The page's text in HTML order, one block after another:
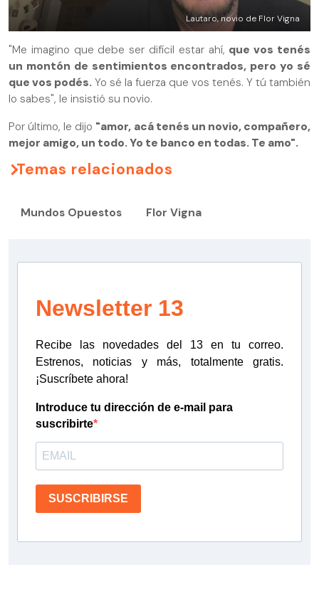
Lautaro, novio de Flor Vigna
"Me imagino que debe ser difícil estar ahí, que vos tenés
un montón de sentimientos encontrados, pero yo sé
que vos podés. Yo sé la fuerza que vos tenés. Y tú también
lo sabes", le insistió su novio.
Por último, le dijo "amor, acá tenés un novio, compañero,
mejor amigo, un todo. Yo te banco en todas. Te amo".
Temas relacionados
Mundos Opuestos Flor Vigna
Newsletter 13
Recibe las novedades del 13 en tu correo.
Estrenos, noticias y más, totalmente gratis.
¡Suscríbete ahora!
Introduce tu dirección de e-mail para
suscribirte
SUSCRIBIRSE